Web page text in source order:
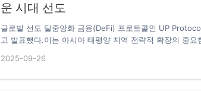
운 시대 선도
글로벌 선도 탈중앙화 금융(DeFi) 프로토콜인 UP
고 발표했다.이는 아시아 태평양 지역 전략적 확장의 중
트 계약과 온체인 기술을 기반으로 안전하고 효율적이며
2025-09-26